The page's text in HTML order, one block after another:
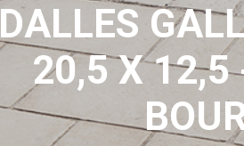
DALLES
20,5 X 12,5